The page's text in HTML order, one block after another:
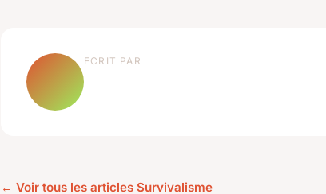
ECRIT PAR
← Voir tous les articles Survivalisme